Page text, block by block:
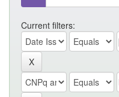
Current filters: